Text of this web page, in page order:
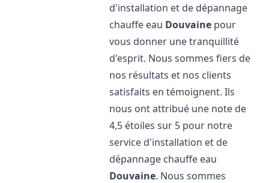
d'installation et de dépannage
chauffe eau Douvaine pour
vous donner une tranquillité
d'esprit. Nous sommes fiers de
nos résultats et nos clients
satisfaits en témoignent. Ils
nous ont attribué une note de
4,5 étoiles sur 5 pour notre
service d'installation et de
dépannage chauffe eau
Douvaine. Nous sommes